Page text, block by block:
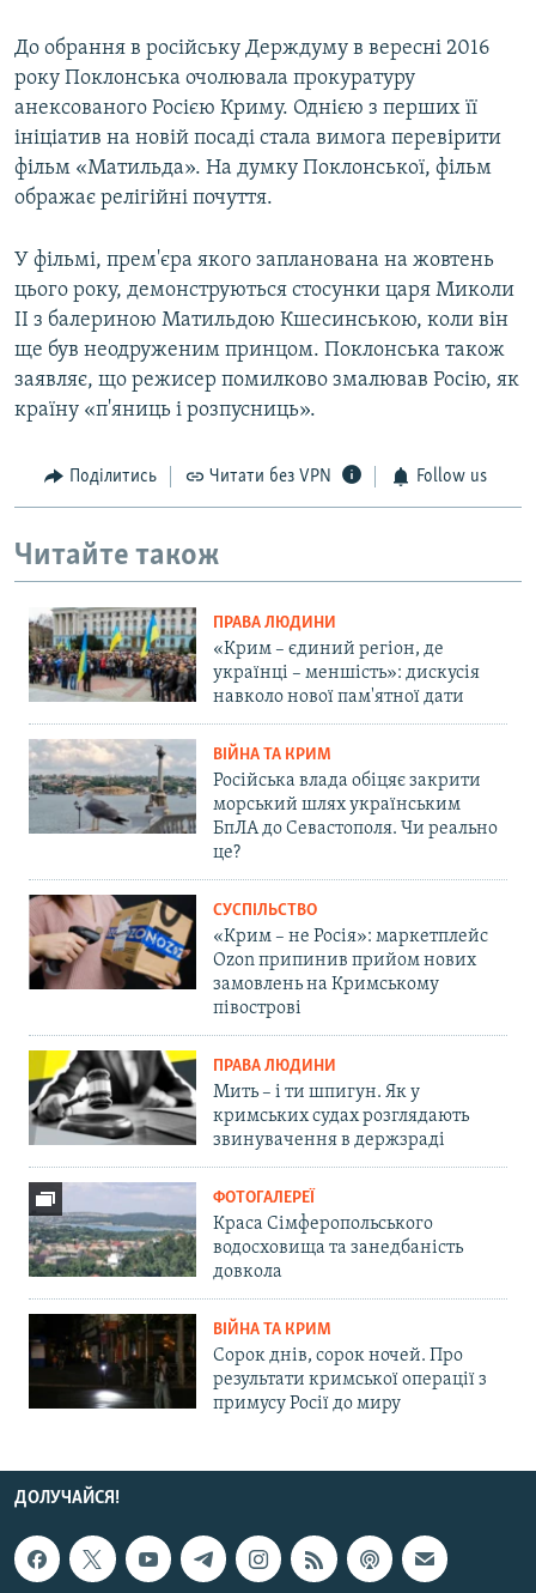
До обрання в російську Держдуму в вересні 2016
року Поклонська очолювала прокуратуру
анексованого Росією Криму. Однією з перших її
ініціатив на новій посаді стала вимога перевірити
фільм «Матильда». На думку Поклонської, фільм
ображає релігійні почуття.
У фільмі, прем'єра якого запланована на жовтень
цього року, демонструються стосунки царя Миколи
II з балериною Матильдою Кшесинською, коли він
ще був неодруженим принцом. Поклонська також
заявляє, що режисер помилково змалював Росію, як
країну «п'яниць і розпусниць».
Поділитись Читати без VPN Follow us
Читайте також
ПРАВА ЛЮДИНИ
«Крим – єдиний регіон, де
українці – меншість»: дискусія
навколо нової пам'ятної дати
ВІЙНА ТА КРИМ
Російська влада обіцяє закрити
морський шлях українським
БпЛА до Севастополя. Чи реально
це?
СУСПІЛЬСТВО
«Крим – не Росія»: маркетплейс
Ozon припинив прийом нових
замовлень на Кримському
півострові
ПРАВА ЛЮДИНИ
Мить – і ти шпигун. Як у
кримських судах розглядають
звинувачення в держзраді
ФОТОГАЛЕРЕЇ
Краса Сімферопольського
водосховища та занедбаність
довкола
ВІЙНА ТА КРИМ
Сорок днів, сорок ночей. Про
результати кримської операції з
примусу Росії до миру
ДОЛУЧАЙСЯ!